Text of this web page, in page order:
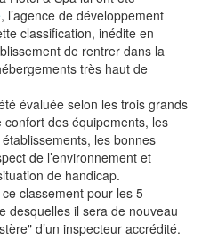
, l’agence de développement
classification, inédite en
de rentrer dans la
très haut de
évaluée selon les trois grands
des équipements, les
les bonnes
de l’environnement et
de handicap.
classement pour les 5
desquelles il sera de nouveau
d’un inspecteur accrédité.